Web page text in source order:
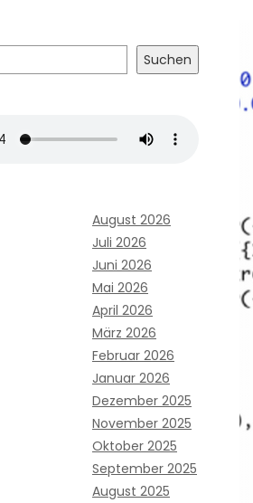
Suchen
August 2026
Juli 2026
Juni 2026
Mai 2026
April 2026
März 2026
Februar 2026
Januar 2026
Dezember 2025
November 2025
Oktober 2025
September 2025
August 2025